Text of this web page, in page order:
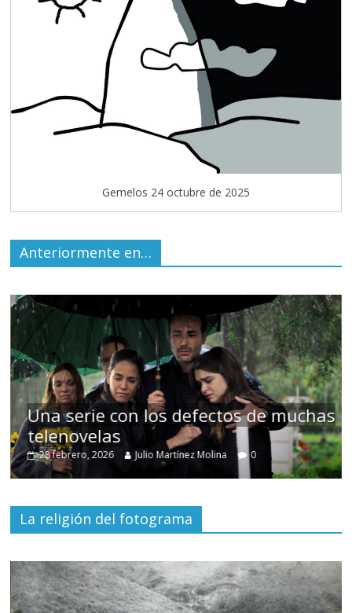
Gemelos 24 octubre de 2025
Anteriormente en…
Cuento de hadas interclasista en
alta burguesía mexicana
30 diciembre, 2025 Julio Martínez Molina 0
La religión del fotograma